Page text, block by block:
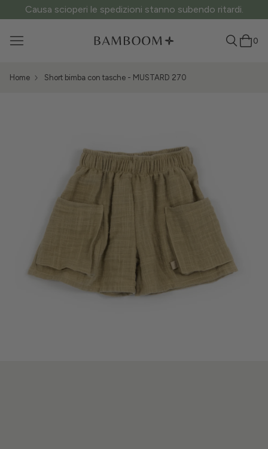
Causa scioperi le spedizioni stanno subendo ritardi.
0
Home Short bimba con tasche - MUSTARD 270